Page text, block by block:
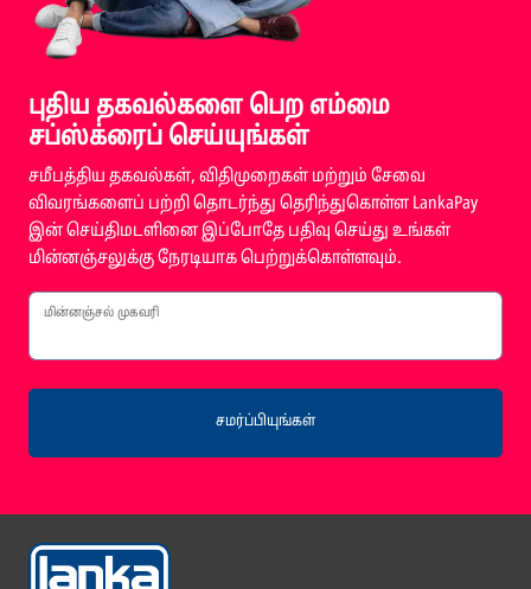
புதிய தகவல்களை பெற எம்மை
சப்ஸ்க்ரைப் செய்யுங்கள்
சமீபத்திய தகவல்கள், விதிமுறைகள் மற்றும் சேவை
விவரங்களைப் பற்றி தொடர்ந்து தெரிந்துகொள்ள LankaPay
இன் செய்திமடளினை இப்போதே பதிவு செய்து உங்கள்
மின்னஞ்சலுக்கு நேரடியாக பெற்றுக்கொள்ளவும்.
மின்னஞ்சல் முகவரி
சமர்ப்பியுங்கள்